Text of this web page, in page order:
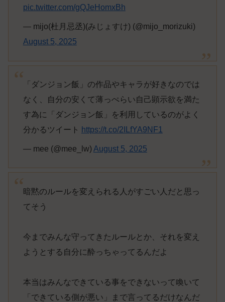
pic.twitter.com/gQJeHomxBh
— mijo(杜月忌丞)(みじょすけ) (@mijo_morizuki)
August 5, 2025
「ダンジョン飯」の作品やキャラが好きなのでは
なく、自分の安くて薄っぺらい自己顕示欲を満た
す為に「ダンジョン飯」を利用しているのがよく
分かるツイート
https://t.co/2ILfYA9NF1
— mee (@mee_lw) August 5, 2025
暗黙のルールを変えられる人がすごい人だと思っ
てそう
今までみんな守ってきたルールとか、それを変え
ようとする自分に酔っちゃってるんだよ
本当はみんなできている事をできないって喚いて
「できている側が悪い」まで言ってるだけなんだ